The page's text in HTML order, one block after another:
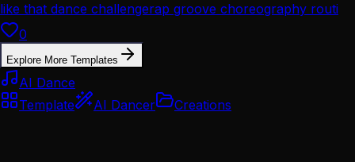
like that dance challengerap groove choreography routi
0
Explore More Templates
AI Dance
Template
AI Dancer Creations